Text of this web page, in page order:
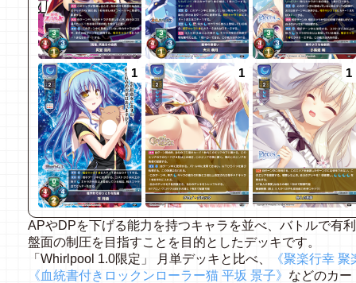
1 1 1
APやDPを下げる能力を持つキャラを並べ、バトルで有
盤面の制圧を目指すことを目的としたデッキです。
「 Whirlpool 1.0限定」 月単デッキと比べ、 《聚楽行幸 聚
《血統書付きロックンローラー猫 平坂 景子》 などのカ